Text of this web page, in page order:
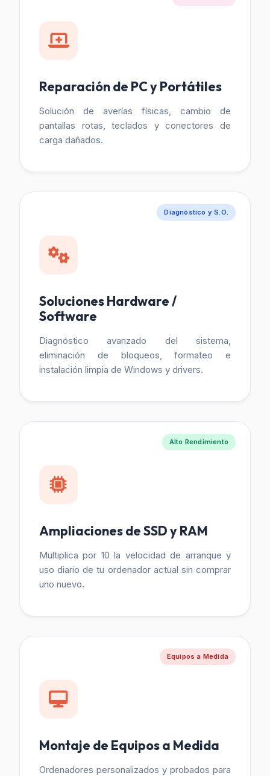
Reparación de PC y Portátiles
Solución de averías físicas, cambio de
pantallas rotas, teclados y conectores de
carga dañados.
Diagnóstico y S.O.
Soluciones Hardware /
Software
Diagnóstico avanzado del sistema,
eliminación de bloqueos, formateo e
instalación limpia de Windows y drivers.
Alto Rendimiento
Ampliaciones de SSD y RAM
Multiplica por 10 la velocidad de arranque y
uso diario de tu ordenador actual sin comprar
uno nuevo.
Equipos a Medida
Montaje de Equipos a Medida
Ordenadores personalizados y probados para